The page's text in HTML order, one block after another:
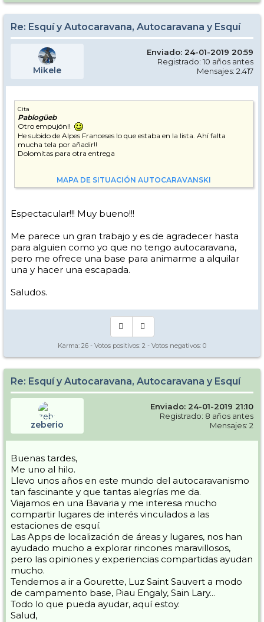
Re: Esquí y Autocaravana, Autocaravana y Esquí
Mikele
Enviado: 24-01-2019 20:59
Registrado: 10 años antes
Mensajes: 2.417
Cita
Pablogüeb
Otro empujón!!
He subido de Alpes Franceses lo que estaba en la lista. Ahí falta
mucha tela por añadir!!
Dolomitas para otra entrega
MAPA DE SITUACIÓN AUTOCARAVANSKI
Espectacular!!! Muy bueno!!!
Me parece un gran trabajo y es de agradecer hasta
para alguien como yo que no tengo autocaravana,
pero me ofrece una base para animarme a alquilar
una y hacer una escapada.
Saludos.
Karma: 26 - Votos positivos: 2 - Votos negativos: 0
Re: Esquí y Autocaravana, Autocaravana y Esquí
zeberio
Enviado: 24-01-2019 21:10
Registrado: 8 años antes
Mensajes: 2
Buenas tardes,
Me uno al hilo.
Llevo unos años en este mundo del autocaravanismo
tan fascinante y que tantas alegrías me da.
Viajamos en una Bavaria y me interesa mucho
compartir lugares de interés vinculados a las
estaciones de esquí.
Las Apps de localización de áreas y lugares, nos han
ayudado mucho a explorar rincones maravillosos,
pero las opiniones y experiencias compartidas ayudan
mucho.
Tendemos a ir a Gourette, Luz Saint Sauvert a modo
de campamento base, Piau Engaly, Sain Lary...
Todo lo que pueda ayudar, aquí estoy.
Salud,